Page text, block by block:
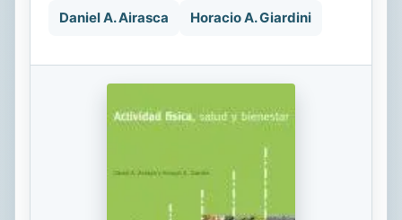
Daniel A. Airasca Horacio A. Giardini